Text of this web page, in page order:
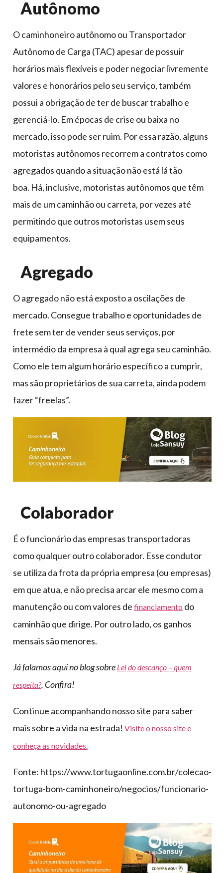
Autônomo
O caminhoneiro autônomo ou Transportador
Autônomo de Carga (TAC) apesar de possuir
horários mais flexíveis e poder negociar livremente
valores e honorários pelo seu serviço, também
possui a obrigação de ter de buscar trabalho e
gerenciá-lo. Em épocas de crise ou baixa no
mercado, isso pode ser ruim. Por essa razão, alguns
motoristas autônomos recorrem a contratos como
agregados quando a situação não está lá tão
boa. Há, inclusive, motoristas autônomos que têm
mais de um caminhão ou carreta, por vezes até
permitindo que outros motoristas usem seus
equipamentos.
Agregado
O agregado não está exposto a oscilações de
mercado. Consegue trabalho e oportunidades de
frete sem ter de vender seus serviços, por
intermédio da empresa à qual agrega seu caminhão.
Como ele tem algum horário específico a cumprir,
mas são proprietários de sua carreta, ainda podem
fazer “freelas”.
Colaborador
É o funcionário das empresas transportadoras
como qualquer outro colaborador. Esse condutor
se utiliza da frota da própria empresa (ou empresas)
em que atua, e não precisa arcar ele mesmo com a
manutenção ou com valores de financiamento do
caminhão que dirige. Por outro lado, os ganhos
mensais são menores.
Já falamos aqui no blog sobre Lei do descanço – quem
respeita?. Confira!
Continue acompanhando nosso site para saber
mais sobre a vida na estrada! Visite o nosso site e
conheça as novidades.
Fonte: https://www.tortugaonline.com.br/colecao-
tortuga-bom-caminhoneiro/negocios/funcionario-
autonomo-ou-agregado